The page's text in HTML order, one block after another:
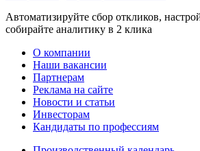
Автоматизируйте сбор откликов,
собирайте аналитику в 2 клика
О компании
Наши вакансии
Партнерам
Реклама на сайте
Новости и статьи
Инвесторам
Кандидаты по профессиям